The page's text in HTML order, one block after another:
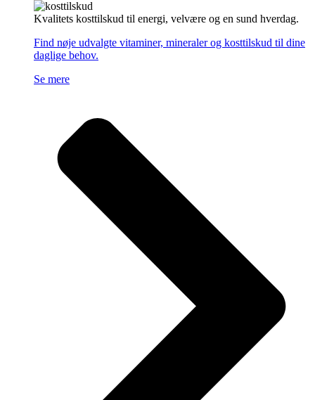
Kvalitets kosttilskud til energi, velvære og en sund hverdag.
Find nøje udvalgte vitaminer, mineraler og kosttilskud til dine
daglige behov.
Se mere